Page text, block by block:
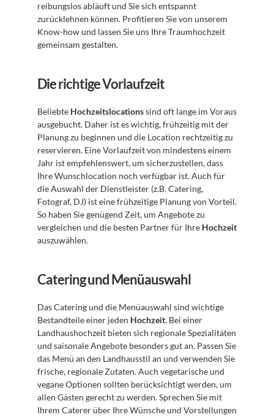
reibungslos abläuft und Sie sich entspannt
zurücklehnen können. Profitieren Sie von unserem
Know-how und lassen Sie uns Ihre Traumhochzeit
gemeinsam gestalten.
Die richtige Vorlaufzeit
Beliebte Hochzeitslocations sind oft lange im Voraus
ausgebucht. Daher ist es wichtig, frühzeitig mit der
Planung zu beginnen und die Location rechtzeitig zu
reservieren. Eine Vorlaufzeit von mindestens einem
Jahr ist empfehlenswert, um sicherzustellen, dass
Ihre Wunschlocation noch verfügbar ist. Auch für
die Auswahl der Dienstleister (z.B. Catering,
Fotograf, DJ) ist eine frühzeitige Planung von Vorteil.
So haben Sie genügend Zeit, um Angebote zu
vergleichen und die besten Partner für Ihre Hochzeit
auszuwählen.
Catering und Menüauswahl
Das Catering und die Menüauswahl sind wichtige
Bestandteile einer jeden Hochzeit. Bei einer
Landhaushochzeit bieten sich regionale Spezialitäten
und saisonale Angebote besonders gut an. Passen Sie
das Menü an den Landhausstil an und verwenden Sie
frische, regionale Zutaten. Auch vegetarische und
vegane Optionen sollten berücksichtigt werden, um
allen Gästen gerecht zu werden. Sprechen Sie mit
Ihrem Caterer über Ihre Wünsche und Vorstellungen